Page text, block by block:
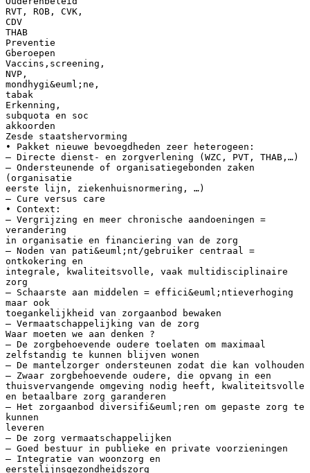
RVT, ROB, CVK,
CDV
THAB
Preventie
Gberoepen
Vaccins,screening,
NVP,
mondhygi&euml;ne,
tabak
Erkenning,
subquota en soc
akkoorden
Zesde staatshervorming
• Pakket nieuwe bevoegdheden zeer heterogeen:
– Directe dienst- en zorgverlening (WZC, PVT, THAB,…)
– Ondersteunende of organisatiegebonden zaken
(organisatie
eerste lijn, ziekenhuisnormering, …)
– Cure versus care
• Context:
– Vergrijzing en meer chronische aandoeningen =
verandering
in organisatie en financiering van de zorg
– Noden van pati&euml;nt/gebruiker centraal =
ontkokering en
integrale, kwaliteitsvolle, vaak multidisciplinaire
zorg
– Schaarste aan middelen = effici&euml;ntieverhoging
maar ook
toegankelijkheid van zorgaanbod bewaken
– Vermaatschappelijking van de zorg
Waar moeten we aan denken ?
– De zorgbehoevende oudere toelaten om maximaal
zelfstandig te kunnen blijven wonen
– De mantelzorger ondersteunen zodat die kan volhouden
– Zwaar zorgbehoevende oudere, die opvang in een
thuisvervangende omgeving nodig heeft, kwaliteitsvolle
en betaalbare zorg garanderen
– Het zorgaanbod diversifi&euml;ren om gepaste zorg te
kunnen
leveren
– De zorg vermaatschappelijken
– Goed bestuur in publieke en private voorzieningen
– Integratie van woonzorg en
eerstelijnsgezondheidszorg